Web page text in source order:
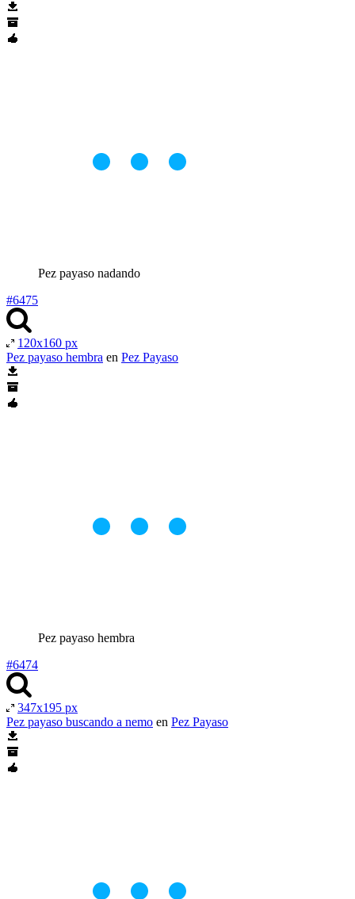
Pez payaso nadando
#6475
120x160 px
Pez payaso hembra en Pez Payaso
Pez payaso hembra
#6474
347x195 px
Pez payaso buscando a nemo en Pez Payaso